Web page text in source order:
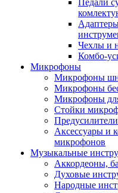
Педали
Чехлы и
Комбо-
Микрофоны
Микрофоны
Микрофоны
Микрофоны
Стойки
Предусилители
Аксессуары и
микрофонов
Музыкальные
Аккордеоны,
Духовые
Народные